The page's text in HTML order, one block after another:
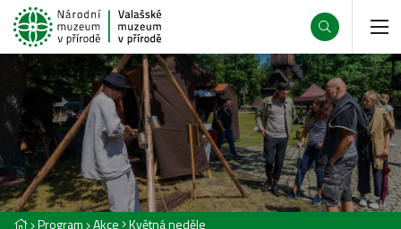
Program Akce Květná neděle